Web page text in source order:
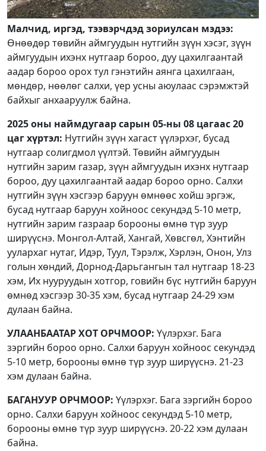
Малчид, иргэд, тээвэрчдэд зориулсан мэдээ:
Өнөөдөр төвийн аймгуудын нутгийн зүүн хэсэг, зүүн
аймгуудын ихэнх нутгаар бороо, дуу цахилгаантай
аадар бороо орох тул гэнэтийн аянга цахилгаан,
мөндөр, нөөлөг салхи, үер усны аюулаас сэрэмжтэй
байхыг анхааруулж байна.
2025 оны наймдугаар сарын 05-ны 08 цагаас 20
цаг хүртэл: Нутгийн зүүн хагаст үүлэрхэг, бусад
нутгаар солигдмол үүлтэй. Төвийн аймгуудын
нутгийн зарим газар, зүүн аймгуудын ихэнх нутгаар
бороо, дуу цахилгаантай аадар бороо орно. Салхи
нутгийн зүүн хэсгээр баруун өмнөөс хойш эргэж,
бусад нутгаар баруун хойноос секундэд 5-10 метр,
нутгийн зарим газраар борооны өмнө түр зуур
ширүүснэ. Монгол-Алтай, Хангай, Хөвсгөл, Хэнтийн
уулархаг нутаг, Идэр, Туул, Тэрэлж, Хэрлэн, Онон, Улз
голын хөндий, Дорнод-Дарьгангын тал нутгаар 18-23
хэм, Их нууруудын хотгор, говийн бүс нутгийн баруун
өмнөд хэсгээр 30-35 хэм, бусад нутгаар 24-29 хэм
дулаан байна.
УЛААНБААТАР ХОТ ОРЧМООР: Үүлэрхэг. Бага
зэргийн бороо орно. Салхи баруун хойноос секундэд
5-10 метр, борооны өмнө түр зуур ширүүснэ. 21-23
хэм дулаан байна.
БАГАНУУР ОРЧМООР: Үүлэрхэг. Бага зэргийн бороо
орно. Салхи баруун хойноос секундэд 5-10 метр,
борооны өмнө түр зуур ширүүснэ. 20-22 хэм дулаан
байна.